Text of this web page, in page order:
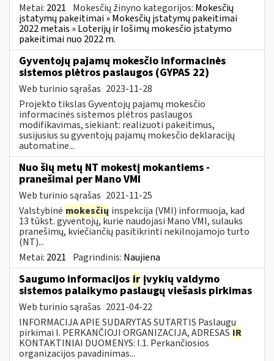
Metai: 2021 Mokesčių žinyno kategorijos: Mokesčių
įstatymų pakeitimai » Mokesčių įstatymų pakeitimai
2022 metais » Loterijų ir lošimų mokesčio įstatymo
pakeitimai nuo 2022 m.
Gyventojų pajamų mokesčio informacinės
sistemos plėtros paslaugos (GYPAS 22)
Web turinio sąrašas 2023-11-28
Projekto tikslas Gyventojų pajamų mokesčio
informacinės sistemos plėtros paslaugos
modifikavimas, siekiant: realizuoti pakeitimus,
susijusius su gyventojų pajamų mokesčio deklaracijų
automatine...
Nuo šių metų NT mokestį mokantiems -
pranešimai per Mano VMI
Web turinio sąrašas 2021-11-25
Valstybinė mokesčių inspekcija (VMI) informuoja, kad
13 tūkst. gyventojų, kurie naudojasi Mano VMI, sulauks
pranešimų, kviečiančių pasitikrinti nekilnojamojo turto
(NT)...
Metai: 2021 Pagrindinis: Naujiena
Saugumo informacijos ir įvykių valdymo
sistemos palaikymo paslaugų viešasis pirkimas
Web turinio sąrašas 2021-04-22
INFORMACIJA APIE SUDARYTAS SUTARTIS Paslaugų
pirkimai I. PERKANČIOJI ORGANIZACIJA, ADRESAS IR
KONTAKTINIAI DUOMENYS: I.1. Perkančiosios
organizacijos pavadinimas...